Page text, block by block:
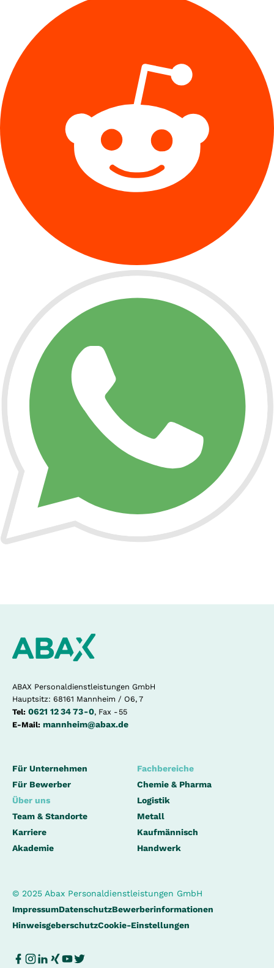
ABAX Personaldienstleistungen GmbH
Hauptsitz: 68161 Mannheim / O6, 7
Tel: 0621 12 34 73 - 0, Fax - 55
E-Mail: mannheim@abax.de
Für Unternehmen
Für Bewerber
Über uns
Team & Standorte
Karriere
Akademie
Fachbereiche
Chemie & Pharma
Logistik
Metall
Kaufmännisch
Handwerk
© 2025 Abax Personaldienstleistungen GmbH
ImpressumDatenschutzBewerberinformationen
HinweisgeberschutzCookie-Einstellungen